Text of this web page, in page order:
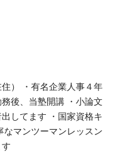
） ・有名企業人事４年
後、当塾開講 ・小論文
してます ・国家資格キ
なマンツーマンレッスン